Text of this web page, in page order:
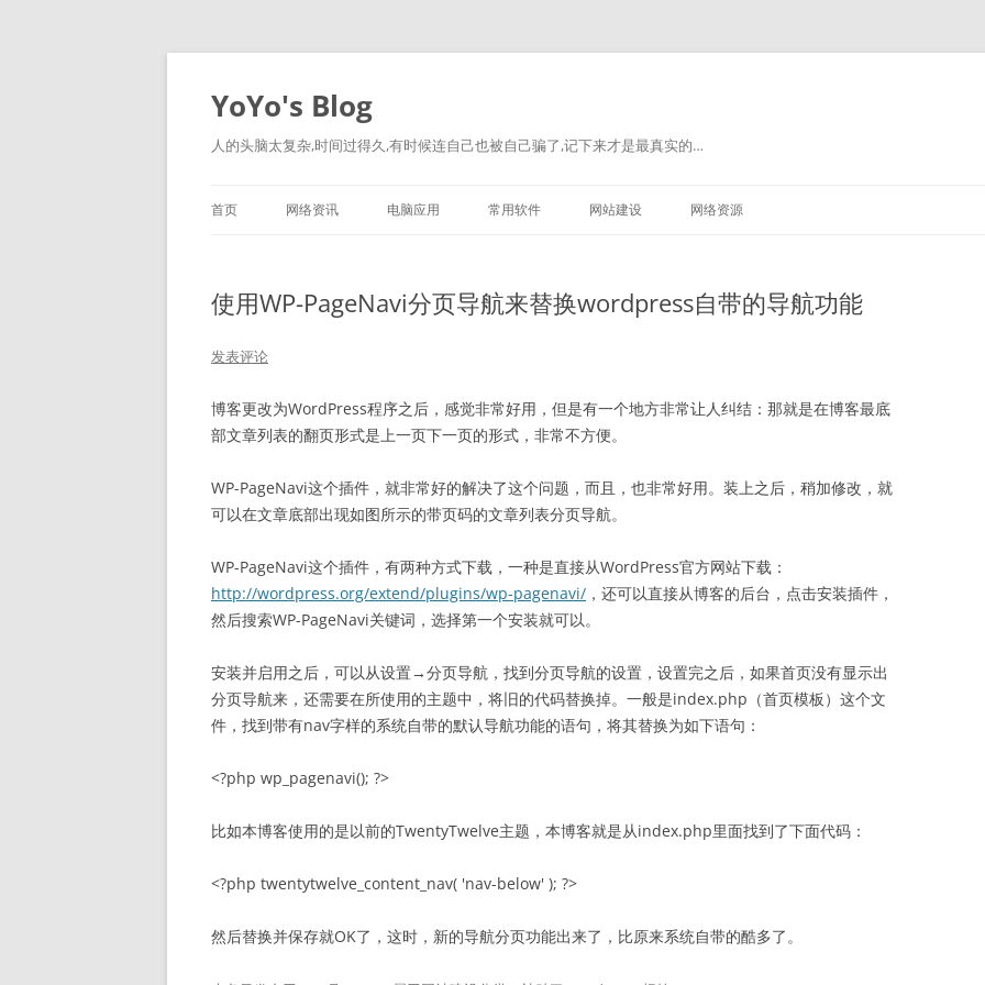
跳
文
YoYo's Blog
人的头脑太复杂,时间过得久,有时候连自己也被自己骗了,记下来才是最真实的…
首页 网络资讯 电脑应用 常用软件 网站建设 网络资源
使用WP-PageNavi分页导航来替换wordpress自带的导航功能
发表评论
博客更改为WordPress程序之后，感觉非常好用，但是有一个地方非常让人纠结：那就是在博客最底
部文章列表的翻页形式是上一页下一页的形式，非常不方便。
WP-PageNavi这个插件，就非常好的解决了这个问题，而且，也非常好用。装上之后，稍加修改，就
可以在文章底部出现如图所示的带页码的文章列表分页导航。
WP-PageNavi这个插件，有两种方式下载，一种是直接从WordPress官方网站下载：
http://wordpress.org/extend/plugins/wp-pagenavi/ ，还可以直接从博客的后台，点击安装插件，
然后搜索WP-PageNavi关键词，选择第一个安装就可以。
安装并启用之后，可以从设置→分页导航，找到分页导航的设置，设置完之后，如果首页没有显示出
分页导航来，还需要在所使用的主题中，将旧的代码替换掉。一般是index.php（首页模板）这个文
件，找到带有nav字样的系统自带的默认导航功能的语句，将其替换为如下语句：
<?php wp_pagenavi(); ?>
比如本博客使用的是以前的TwentyTwelve主题，本博客就是从index.php里面找到了下面代码：
<?php twentytwelve_content_nav( 'nav-below' ); ?>
然后替换并保存就OK了，这时，新的导航分页功能出来了，比原来系统自带的酷多了。